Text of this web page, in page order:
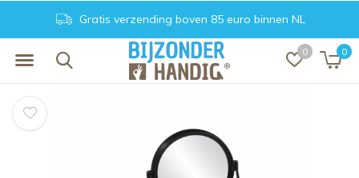
0 0
Gratis verzending boven 85 euro binnen NL